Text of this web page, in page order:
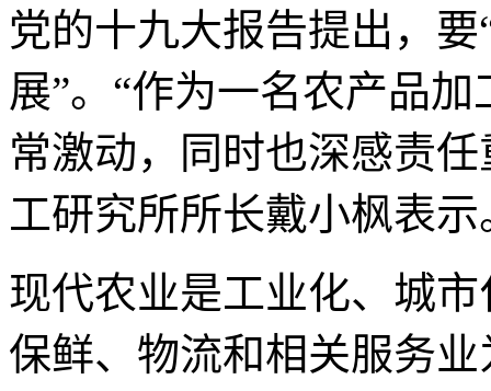
党的十九大报告提出，
展”。“作为一名农产品
常激动，同时也深感责
工研究所所长戴小枫表示
现代农业是工业化、城
保鲜、物流和相关服务